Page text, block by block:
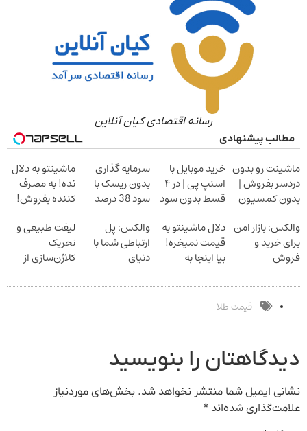
رسانه اقتصادی کیان آنلاین
مطالب پیشنهادی
ماشینت رو بدون
دردسر بفروش |
بدون کمسیون
خرید موبایل با
اسنپ پی | در ۴
قسط بدون سود
سرمایه گذاری
بدون ریسک با
سود 38 درصد
ماشینتو به دلال
نده! به مصرف
کننده بفروش!
یک تماس
والکس: بازار امن
برای خرید و
فروش
دیجیتال
دلال ماشینتو به
قیمت نمیخره!
بیا اینجا به
بفروش*فقط
خریدار واقعی*
والکس: پل
ارتباطی شما با
دنیای
دیجیتال
لیفت طبیعی و
تحریک
کلاژن‌سازی از
24ماه ماندگاری
قیمت طلا
دیدگاهتان را بنویسید
نشانی ایمیل شما منتشر نخواهد شد. بخش‌های موردنیاز
علامت‌گذاری شده‌اند *